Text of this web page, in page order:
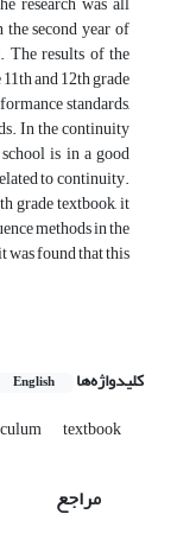
second year of
The results of the
and 12th grade
standards,
In the continuity
is in a good
to continuity.
grade textbook, it
methods in the
found that this
کلیدواژه‌ها English
textbook
مراجع